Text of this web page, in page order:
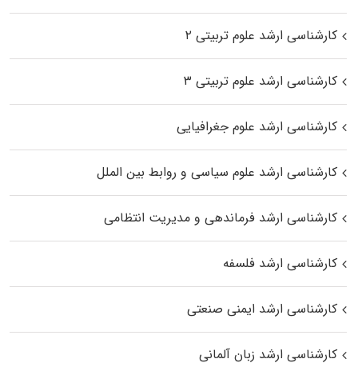
کارشناسی ارشد علوم تربیتی ۲
کارشناسی ارشد علوم تربیتی ۳
کارشناسی ارشد علوم جغرافیایی
کارشناسی ارشد علوم سیاسی و روابط بین الملل
کارشناسی ارشد فرماندهی و مدیریت انتظامی
کارشناسی ارشد فلسفه
کارشناسی ارشد ایمنی صنعتی
کارشناسی ارشد زبان آلمانی